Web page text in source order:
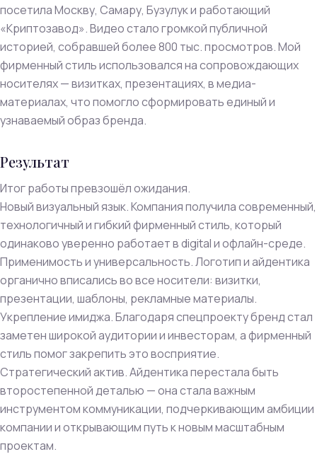
посетила Москву, Самару, Бузулук и работающий
«Криптозавод». Видео стало громкой публичной
историей, собравшей более 800 тыс. просмотров. Мой
фирменный стиль использовался на сопровождающих
носителях — визитках, презентациях, в медиа-
материалах, что помогло сформировать единый и
узнаваемый образ бренда.
Результат
Итог работы превзошёл ожидания.
Новый визуальный язык. Компания получила современный,
технологичный и гибкий фирменный стиль, который
одинаково уверенно работает в digital и офлайн-среде.
Применимость и универсальность. Логотип и айдентика
органично вписались во все носители: визитки,
презентации, шаблоны, рекламные материалы.
Укрепление имиджа. Благодаря спецпроекту бренд стал
заметен широкой аудитории и инвесторам, а фирменный
стиль помог закрепить это восприятие.
Стратегический актив. Айдентика перестала быть
второстепенной деталью — она стала важным
инструментом коммуникации, подчеркивающим амбиции
компании и открывающим путь к новым масштабным
проектам.